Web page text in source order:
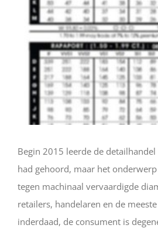
Begin 2015 leerde de
had gehoord, maar het
tegen machinaal vervaardigde
retailers, handelaren en de
inderdaad, de consument is